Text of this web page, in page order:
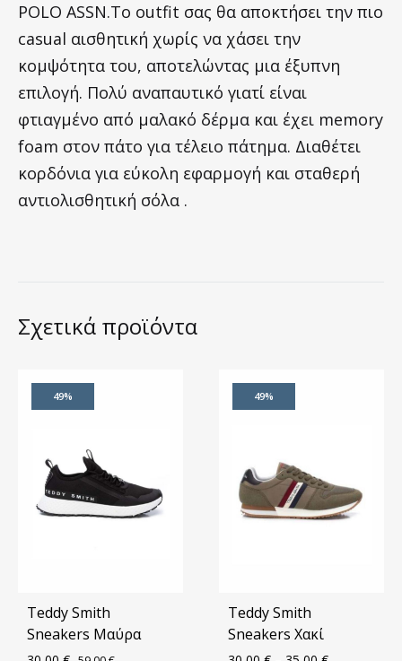
POLO ASSN.Το outfit σας θα αποκτήσει την πιο
casual αισθητική χωρίς να χάσει την
κομψότητα του, αποτελώντας μια έξυπνη
επιλογή. Πολύ αναπαυτικό γιατί είναι
φτιαγμένο από μαλακό δέρμα και έχει memory
foam στον πάτο για τέλειο πάτημα. Διαθέτει
κορδόνια για εύκολη εφαρμογή και σταθερή
αντιολισθητική σόλα .
Σχετικά προϊόντα
49%
Teddy Smith
Sneakers Μαύρα
49%
Teddy Smith
Sneakers Χακί